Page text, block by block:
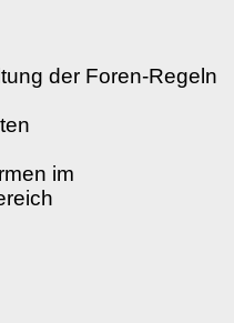
der Foren-Regeln
im